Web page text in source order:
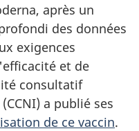
après un
des données
exigences
et de
consultatif
a publié ses
de ce vaccin.